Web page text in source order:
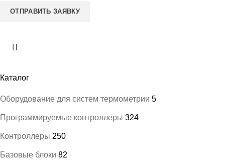
Каталог
Оборудование для систем термометрии 5
Программируемые контроллеры 324
Контроллеры 250
Базовые блоки 82